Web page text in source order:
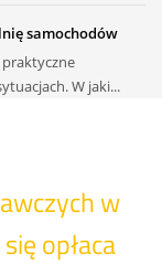
samochodów
W jaki...
w
opłaca